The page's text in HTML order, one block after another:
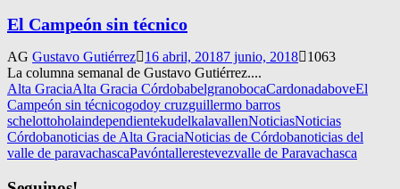
El Campeón sin técnico
AG Gustavo Gutiérrez 16 abril, 20187 junio, 2018
1063
La columna semanal de Gustavo Gutiérrez....
Alta GraciaAlta Gracia CórdobabelgranobocaCardonadaboveEl
Campeón sin técnicogodoy cruzguillermo barros
schelottoholaindependientekudelkalavallenNoticiasNoticias
Córdobanoticias de Alta GraciaNoticias de Córdobanoticias del
valle de paravachascaPavóntallerestevezvalle de Paravachasca